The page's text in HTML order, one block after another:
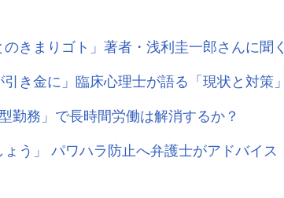
きまりゴト」著者・浅利圭一郎さんに聞く
き金に」臨床心理士が語る「現状と対策」
勤務」で長時間労働は解消するか？
う」 パワハラ防止へ弁護士がアドバイス